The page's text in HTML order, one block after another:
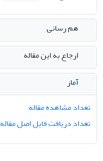
هم رسانی
ارجاع به این مقاله
آمار
تعداد مشاهده مقاله
تعداد دریافت فایل اصل مقاله